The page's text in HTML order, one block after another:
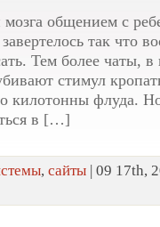
мозга общением с
так что
Тем более чаты,
стимул
килотонны флуда.
в […]
, сайты | 09 17th,